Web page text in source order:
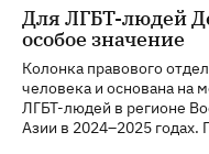
Для ЛГБТ-людей
особое значение
Колонка правового
человека и основана на
ЛГБТ-людей в регионе
Азии в 2024–2025 годах.